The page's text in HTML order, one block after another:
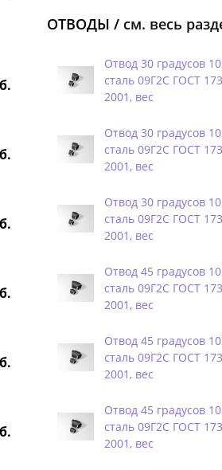
ОТВОДЫ / см. весь
Отвод 30 градусов
сталь 09Г2С ГОСТ
2001, вес
Отвод 30 градусов
сталь 09Г2С ГОСТ
2001, вес
Отвод 30 градусов
сталь 09Г2С ГОСТ
2001, вес
Отвод 45 градусов
сталь 09Г2С ГОСТ
2001, вес
Отвод 45 градусов
сталь 09Г2С ГОСТ
2001, вес
Отвод 45 градусов
сталь 09Г2С ГОСТ
2001, вес